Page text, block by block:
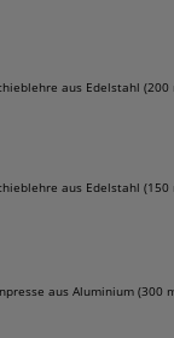
aus Edelstahl
aus Edelstahl
aus Aluminium (300